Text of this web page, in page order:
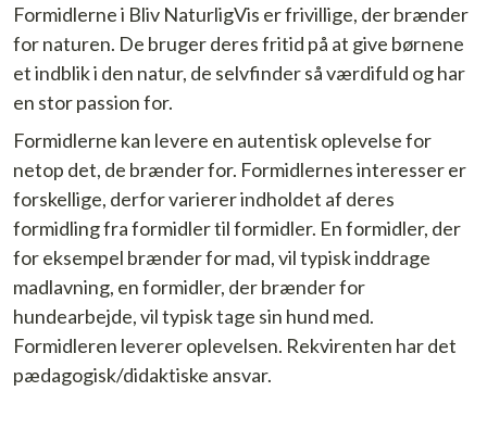
Formidlerne i Bliv NaturligVis er frivillige, der brænder
for naturen. De bruger deres fritid på at give børnene
et indblik i den natur, de selvfinder så værdifuld og har
en stor passion for.
Formidlerne kan levere en autentisk oplevelse for
netop det, de brænder for. Formidlernes interesser er
forskellige, derfor varierer indholdet af deres
formidling fra formidler til formidler. En formidler, der
for eksempel brænder for mad, vil typisk inddrage
madlavning, en formidler, der brænder for
hundearbejde, vil typisk tage sin hund med.
Formidleren leverer oplevelsen. Rekvirenten har det
pædagogisk/didaktiske ansvar.